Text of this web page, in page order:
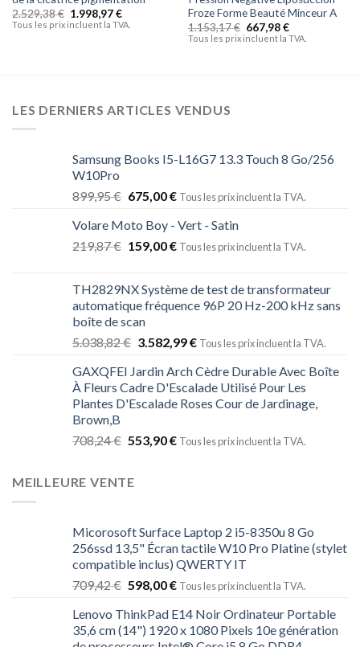
2.529,38€ 1.998,97€
Tous les prix incluent la TVA.
Froze Forme Beauté Minceur A
1.153,17€ 667,98€
Tous les prix incluent la TVA.
LES DERNIERS ARTICLES VENDUS
Samsung Books I5-L16G7 13.3 Touch 8 Go/256
W10Pro
899,95€ 675,00€ Tous les prix incluent la TVA.
Volare Moto Boy - Vert - Satin
219,87€ 159,00€ Tous les prix incluent la TVA.
TH2829NX Système de test de transformateur
automatique fréquence 96P 20 Hz-200 kHz sans
boîte de scan
5.038,82€ 3.582,99€ Tous les prix incluent la TVA.
GAXQFEI Jardin Arch Cèdre Durable Avec Boîte
À Fleurs Cadre D'Escalade Utilisé Pour Les
Plantes D'Escalade Roses Cour de Jardinage,
Brown,B
708,24€ 553,90€ Tous les prix incluent la TVA.
MEILLEURE VENTE
Micorosoft Surface Laptop 2 i5-8350u 8 Go
256ssd 13,5" Écran tactile W10 Pro Platine (stylet
compatible inclus) QWERTY IT
709,42€ 598,00€ Tous les prix incluent la TVA.
Lenovo ThinkPad E14 Noir Ordinateur Portable
35,6 cm (14") 1920 x 1080 Pixels 10e génération